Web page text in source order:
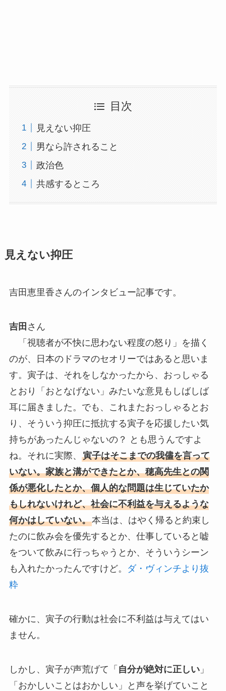
目次
見えない抑圧
男なら許されること
政治色
共感するところ
見えない抑圧
吉田恵里香さんのインタビュー記事です。
吉田 さん
「視聴者が不快に思わない程度の怒り」を描く
のが、日本のドラマのセオリーではあると思いま
す。寅子は、それをしなかったから、おっしゃる
とおり「おとなげない」みたいな意見もしばしば
耳に届きました。でも、これまたおっしゃるとお
り、そういう抑圧に抵抗する寅子を応援したい気
持ちがあったんじゃないの？ とも思うんですよ
ね。それに実際、 寅子はそこまでの我儘を言って
いない。家族と溝ができたとか、穂高先生との関
係が悪化したとか、個人的な問題は生じていたか
もしれないけれど、社会に不利益を与えるような
何かはしていない。本当は、はやく帰ると約束し
たのに飲み会を優先するとか、仕事していると嘘
をついて飲みに行っちゃうとか、そういうシーン
も入れたかったんですけど。
ダ・ヴィンチより抜
粋
確かに、寅子の行動は社会に不利益は与えてはい
ません。
しかし、寅子が声荒げて「 自分が絶対に正しい」
「おかしいことはおかしい」と声を挙げていこと